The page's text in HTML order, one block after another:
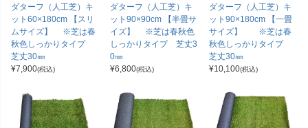
ダターフ（人工芝）キ
ット60×180cm 【スリ
ムサイズ】 ※芝は春
秋色しっかりタイプ
芝丈30㎜
¥7,900(税込)
ダターフ（人工芝）キ
ット90×90cm 【半畳サ
イズ】 ※芝は春秋色
しっかりタイプ 芝丈3
0㎜
¥6,800(税込)
ダターフ（人工芝）キ
ット90×180cm 【一畳
サイズ】 ※芝は春
秋色しっかりタイプ
芝丈30㎜
¥10,100(税込)